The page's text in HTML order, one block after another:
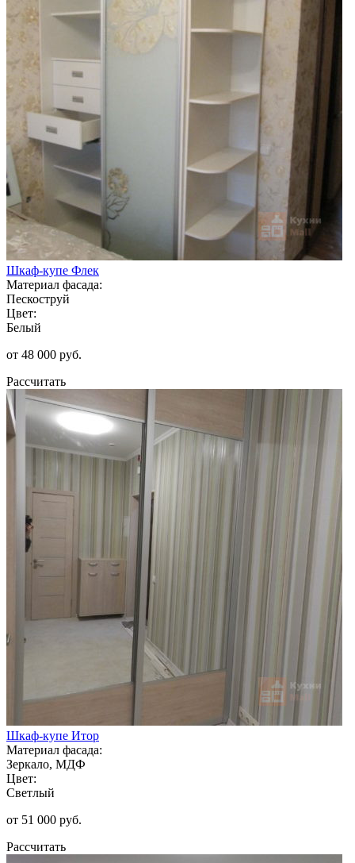
Шкаф-купе Флек
Материал фасада:
Пескоструй
Цвет:
Белый
от 48 000 руб.
Рассчитать
Шкаф-купе Итор
Материал фасада:
Зеркало, МДФ
Цвет:
Светлый
от 51 000 руб.
Рассчитать